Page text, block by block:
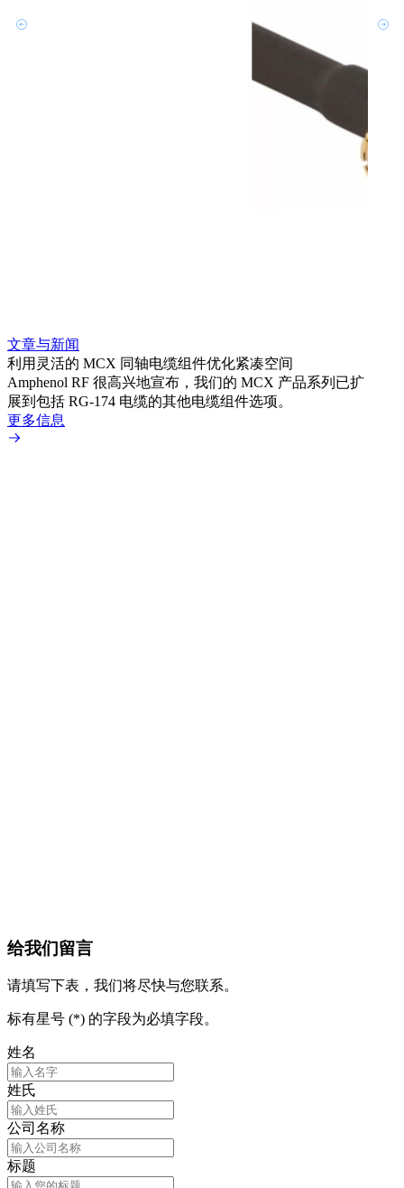
文章与新闻
利用灵活的 MCX 同轴电缆组件优化紧凑空间
Amphenol RF 很高兴地宣布，我们的 MCX 产品系列已扩
展到包括 RG-174 电缆的其他电缆组件选项。
更多信息
给我们留言
请填写下表，我们将尽快与您联系。
标有星号 (*) 的字段为必填字段。
姓名
姓氏
公司名称
标题